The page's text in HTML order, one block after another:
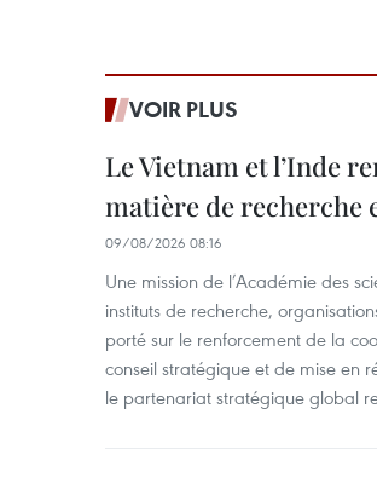
VOIR PLUS
Le Vietnam et l’Inde
matière de recherche
09/08/2026 08:16
Une mission de l’Académie des
instituts de recherche,
porté sur le renforcement de la
conseil stratégique et de mise en
le partenariat stratégique global